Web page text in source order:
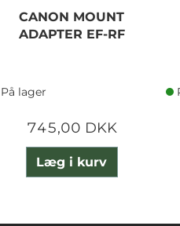
CANON MOUNT
ADAPTER EF-RF
På lager
745,00 DKK
Læg i kurv